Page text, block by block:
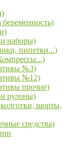
наборы)
пипетки...)
№3)
№12)
прочие)
рулоны)
шорты,
средства)